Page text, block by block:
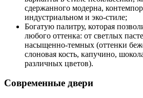
сдержанного модерна,
индустриальном и эко-стиле;
Богатую палитру, которая
любого оттенка: от светлых
насыщенно-темных (оттенки
слоновая кость, капучино,
различных цветов).
Современные двери